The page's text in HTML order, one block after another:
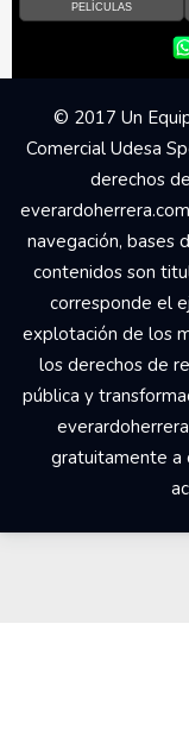
PELÍCULAS
© 2017 Un
Comercial Udesa
derechos
navegación, bases
contenidos son
corresponde el
explotación de los
los derechos de
pública y
gratuitamente a